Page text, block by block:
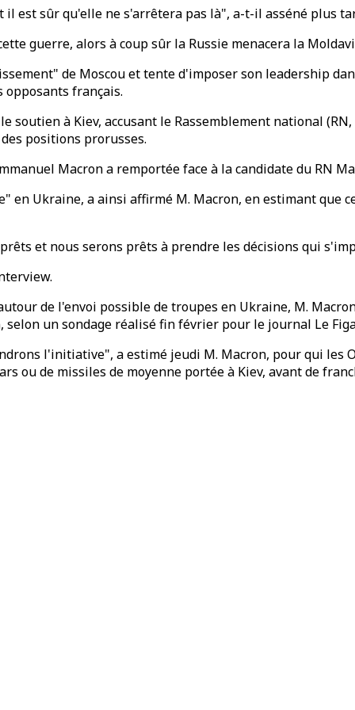
est sûr qu'elle ne s'arrêtera pas là", a-t-il asséné plus
guerre, alors à coup sûr la Russie menacera la
de Moscou et tente d'imposer son leadership
opposants français.
à Kiev, accusant le Rassemblement national
positions prorusses.
Macron a remportée face à la candidate du RN
en Ukraine, a ainsi affirmé M. Macron, en estimant
et nous serons prêts à prendre les décisions qui
de l'envoi possible de troupes en Ukraine, M.
un sondage réalisé fin février pour le journal Le
l'initiative", a estimé jeudi M. Macron, pour qui
ou de missiles de moyenne portée à Kiev, avant de